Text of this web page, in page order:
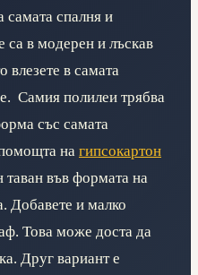
самата спалня и
в модерен и лъскав
влезете в самата
Самия полилеи трябва
със самата
на гипсокартон
във формата на
Добавете и малко
Това може доста да
Друг вариант е